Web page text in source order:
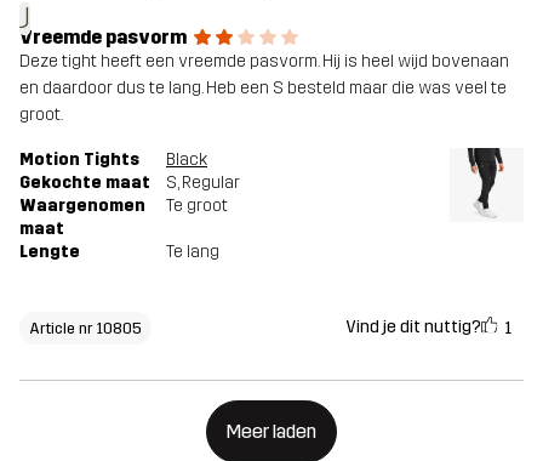
J
Vreemde pasvorm
Deze tight heeft een vreemde pasvorm. Hij is heel wijd bovenaan
en daardoor dus te lang. Heb een S besteld maar die was veel te
groot.
Motion Tights
Black
Gekochte maat
S, Regular
Waargenomen
maat
Te groot
Lengte Te lang
Article nr 10805 Vind je dit nuttig? 1
Meer laden